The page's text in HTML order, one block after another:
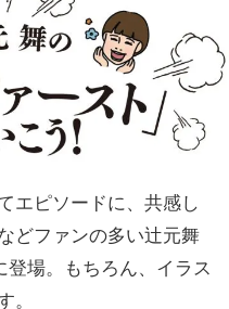
裸々
に語
る
エピソードに、共感し
どファンの多い辻元舞
場。もちろん、イラス
。